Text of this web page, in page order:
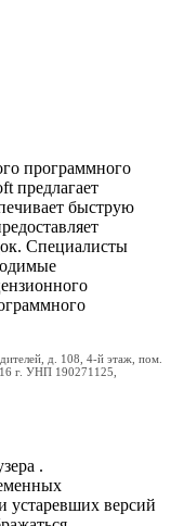
программного
предлагает
быструю
Специалисты
д. 108, 4-й этаж, пом.
г. УНП 190271125,
.
устаревших версий